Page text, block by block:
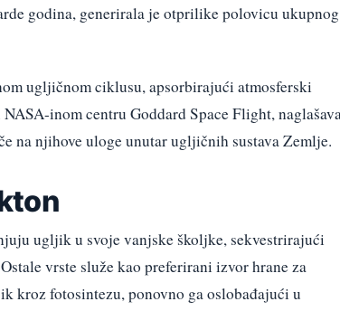
godina, generirala je otprilike polovicu ukupnog
ugljičnom ciklusu, apsorbirajući atmosferski
inom centru Goddard Space Flight,
na njihove uloge unutar ugljičnih sustava Zemlje.
ugljik u svoje vanjske školjke, sekvestrirajući
vrste služe kao preferirani izvor hrane za
kroz fotosintezu, ponovno ga oslobađajući u